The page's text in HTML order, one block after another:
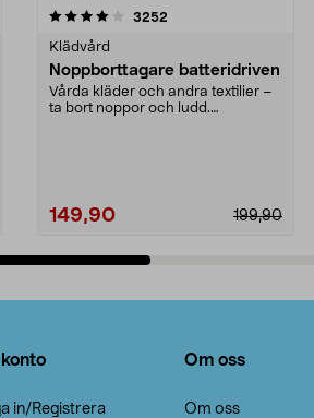
3252
Klädvård
Noppborttagare batteridriven
Vårda kläder och andra textilier –
ta bort noppor och ludd.
199,90
149,90
4.5av 5 stjärnor
in/Registrera
Om oss
Om oss